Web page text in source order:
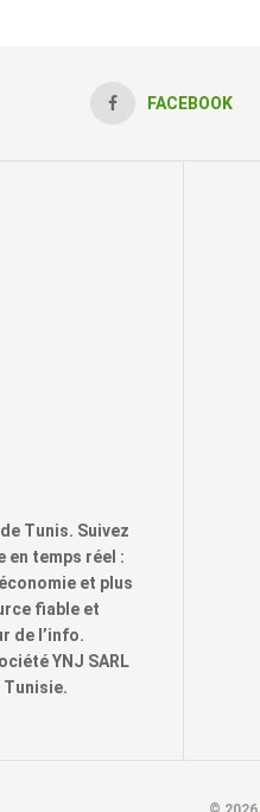
FACEBOOK
Tunis. Suivez
en temps réel :
et plus
fiable et
de l’info.
YNJ SARL
Tunisie.